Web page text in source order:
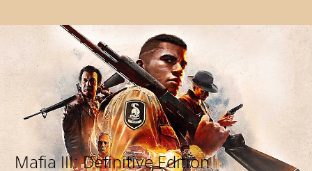
Mafia III: Definitive Edition